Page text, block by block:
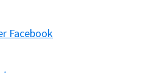
Facebook